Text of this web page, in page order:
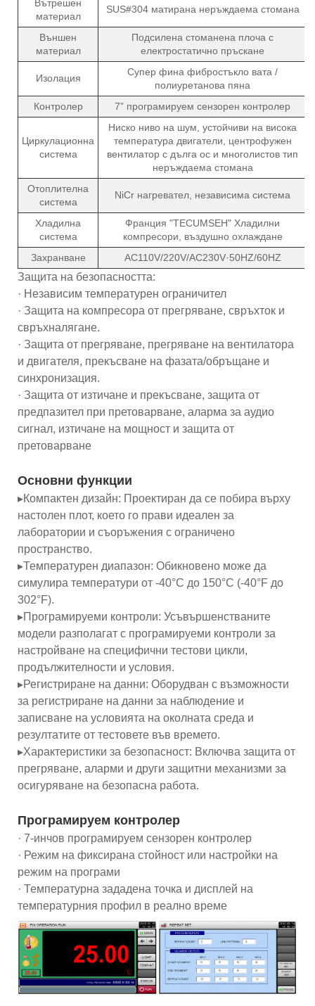
Вътрешен
материал
SUS#304 матирана неръждаема стомана
Външен
материал
Подсилена стоманена плоча с
електростатично пръскане
Изолация
Супер фина фибростъкло вата /
полиуретанова пяна
Контролер
7” програмируем сензорен контролер
Циркулационна
система
Ниско ниво на шум, устойчиви на висока
температура двигатели, центрофужен
вентилатор с дълга ос и многолистов тип
неръждаема стомана
Отоплителна
система
NiCr нагревател, независима система
Хладилна
система
Франция "TECUMSEH" Хладилни
компресори, въздушно охлаждане
Захранване
AC110V/220V/AC230V·50HZ/60HZ
Защита на безопасността:
· Независим температурен ограничител
· Защита на компресора от прегряване, свръхток и
свръхналягане.
· Защита от прегряване, прегряване на вентилатора
и двигателя, прекъсване на фазата/обръщане и
синхронизация.
· Защита от изтичане и прекъсване, защита от
предпазител при претоварване, аларма за аудио
сигнал, изтичане на мощност и защита от
претоварване
Основни функции
▸Компактен дизайн: Проектиран да се побира върху
настолен плот, което го прави идеален за
лаборатории и съоръжения с ограничено
пространство.
▸Температурен диапазон: Обикновено може да
симулира температури от -40°C до 150°C (-40°F до
302°F).
▸Програмируеми контроли: Усъвършенстваните
модели разполагат с програмируеми контроли за
настройване на специфични тестови цикли,
продължителности и условия.
▸Регистриране на данни: Оборудван с възможности
за регистриране на данни за наблюдение и
записване на условията на околната среда и
резултатите от тестовете във времето.
▸Характеристики за безопасност: Включва защита от
прегряване, аларми и други защитни механизми за
осигуряване на безопасна работа.
Програмируем контролер
· 7-инчов програмируем сензорен контролер
· Режим на фиксирана стойност или настройки на
режим на програми
· Температурна зададена точка и дисплей на
температурния профил в реално време